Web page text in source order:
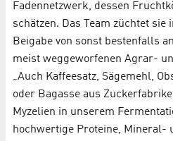
Fadennetzwerk, dessen
schätzen. Das Team züchtet
Beigabe von sonst bestenfalls
meist weggeworfenen Agrar-
„Auch Kaffeesatz, Sägemehl,
oder Bagasse aus
Myzelien in unserem
hochwertige Proteine, Mineral-